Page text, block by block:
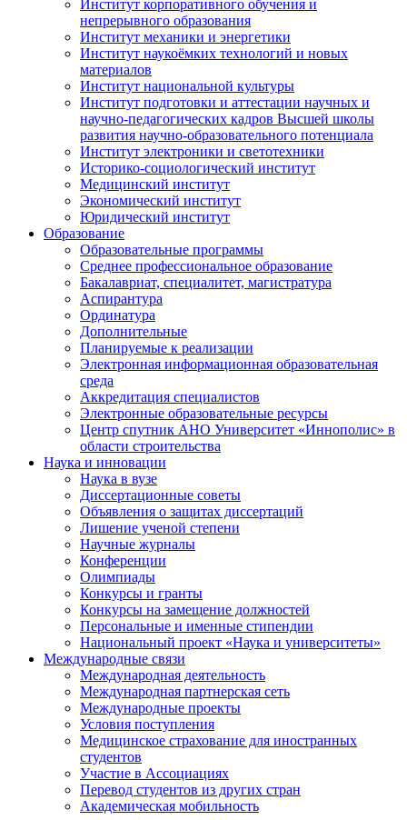
Институт корпоративного обучения и
непрерывного образования
Институт механики и энергетики
Институт наукоёмких технологий и новых
материалов
Институт национальной культуры
Институт подготовки и аттестации научных и
научно-педагогических кадров Высшей школы
развития научно-образовательного потенциала
Институт электроники и светотехники
Историко-социологический институт
Медицинский институт
Экономический институт
Юридический институт
Образование
Образовательные программы
Среднее профессиональное образование
Бакалавриат, специалитет, магистратура
Аспирантура
Ординатура
Дополнительные
Планируемые к реализации
Электронная информационная образовательная
среда
Аккредитация специалистов
Электронные образовательные ресурсы
Центр спутник АНО Университет «Иннополис» в
области строительства
Наука и инновации
Наука в вузе
Диссертационные советы
Объявления о защитах диссертаций
Лишение ученой степени
Научные журналы
Конференции
Олимпиады
Конкурсы и гранты
Конкурсы на замещение должностей
Персональные и именные стипендии
Национальный проект «Наука и университеты»
Международные связи
Международная деятельность
Международная партнерская сеть
Международные проекты
Условия поступления
Медицинское страхование для иностранных
студентов
Участие в Ассоциациях
Перевод студентов из других стран
Академическая мобильность